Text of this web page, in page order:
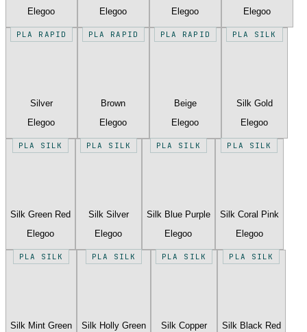
Elegoo
Elegoo
Elegoo
Elegoo
PLA RAPID
Silver
Elegoo
PLA RAPID
Brown
Elegoo
PLA RAPID
Beige
Elegoo
PLA SILK
Silk Gold
Elegoo
PLA SILK
Silk Green Red
Elegoo
PLA SILK
Silk Silver
Elegoo
PLA SILK
Silk Blue Purple
Elegoo
PLA SILK
Silk Coral Pink
Elegoo
PLA SILK
Silk Mint Green
PLA SILK
Silk Holly Green
PLA SILK
Silk Copper
PLA SILK
Silk Black Red